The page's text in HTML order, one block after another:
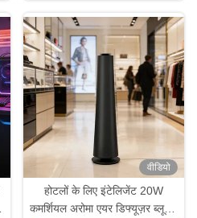
वीडियो
होटलों के लिए इंटेलिजेंट 20W
कमर्शियल अरोमा एयर डिफ्यूज़र ब्लूटूथ